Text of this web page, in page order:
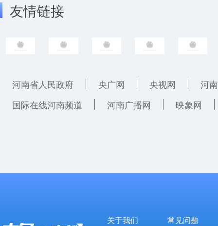
友情链接
河南省人民政府 央广网 央视网
河
国际在线河南频道
河南广播网 映象网
关于我们 常见问题